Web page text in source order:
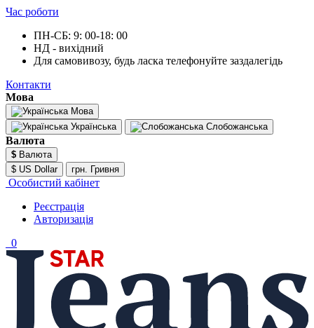
Час роботи
ПН-СБ: 9: 00-18: 00
НД - вихідний
Для самовивозу, будь ласка телефонуйте заздалегідь
Контакти
Мова
Мова
Українська
Слобожанська
Валюта
$ Валюта
$ US Dollar
грн. Гривня
Особистий кабінет
Реєстрація
Авторизація
0